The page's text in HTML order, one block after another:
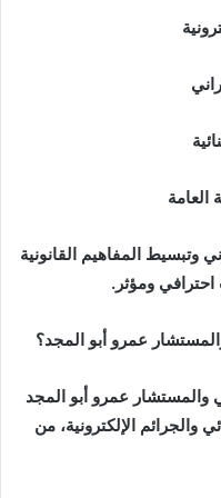
العامة
المفاهيم القانونية
ومؤثر.
عمرو أبو المجد؟
عمرو أبو المجد
والجرائم الإلكترونية، من